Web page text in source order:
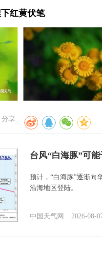
红黄伏笔
分享
台风“白海豚”可
预计，“白海豚”逐渐向
沿海地区登陆。
中国天气网 2026-08-